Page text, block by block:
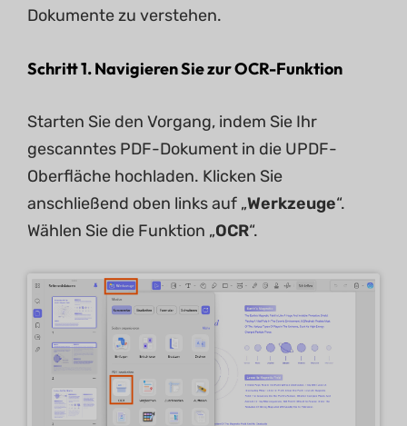
Dokumente zu verstehen.
Schritt 1. Navigieren Sie zur OCR-Funktion
Starten Sie den Vorgang, indem Sie Ihr
gescanntes PDF-Dokument in die UPDF-
Oberfläche hochladen. Klicken Sie
anschließend oben links auf „Werkzeuge“.
Wählen Sie die Funktion „OCR“.